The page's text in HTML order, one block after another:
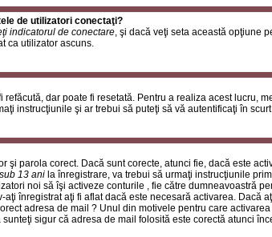
de utilizatori conectaţi?
indicatorul de conectare, şi dacă veţi seta această opţiune
ca utilizator ascuns.
dar poate fi resetată. Pentru a realiza acest lucru,
instrucţiunile şi ar trebui să puteţi să vă autentificaţi în
şi parola corect. Dacă sunt corecte, atunci fie, dacă este
13 ani la înregistrare, va trebui să urmaţi instrucţiunile
noi să îşi activeze conturile , fie către dumneavoastră
înregistrat aţi fi aflat dacă este necesară activarea. Dacă
adresa de mail ? Unul din motivele pentru care
sigur că adresa de mail folosită este corectă atunci